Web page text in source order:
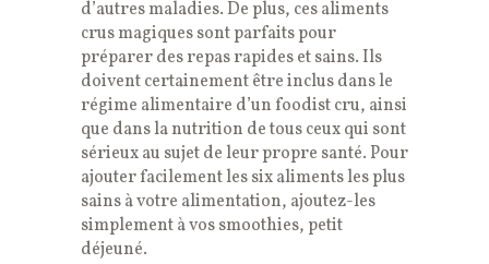
d’autres maladies. De plus, ces aliments
crus magiques sont parfaits pour
préparer des repas rapides et sains. Ils
doivent certainement être inclus dans le
régime alimentaire d’un foodist cru, ainsi
que dans la nutrition de tous ceux qui sont
sérieux au sujet de leur propre santé. Pour
ajouter facilement les six aliments les plus
sains à votre alimentation, ajoutez-les
simplement à vos smoothies, petit
déjeuné.